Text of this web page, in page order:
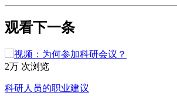
观看下一条
2万 次浏览
科研人员的职业建议